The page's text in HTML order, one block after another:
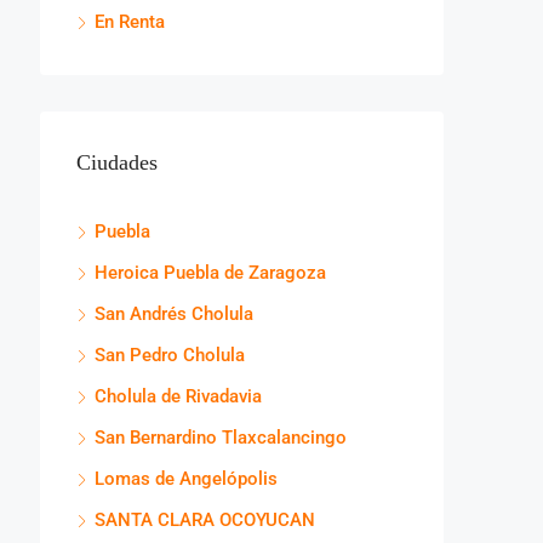
En Renta
Ciudades
Puebla
Heroica Puebla de Zaragoza
San Andrés Cholula
San Pedro Cholula
Cholula de Rivadavia
San Bernardino Tlaxcalancingo
Lomas de Angelópolis
SANTA CLARA OCOYUCAN